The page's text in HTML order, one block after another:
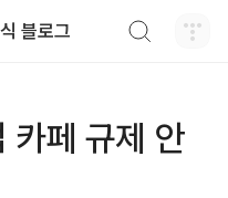
블로그
카페 규제 안